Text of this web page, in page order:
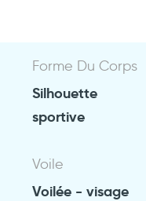
Forme Du Corps
Silhouette
sportive
Voile
Voilée - visage